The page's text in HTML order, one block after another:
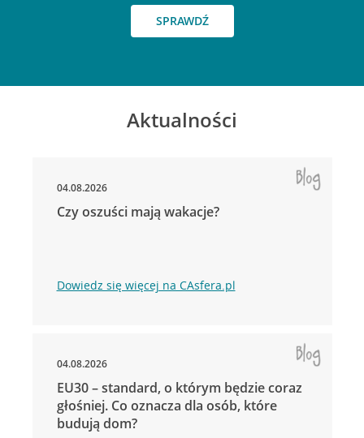
SPRAWDŹ
Aktualności
04.08.2026
Czy oszuści mają wakacje?
Dowiedz się więcej na CAsfera.pl
04.08.2026
EU30 – standard, o którym będzie coraz
głośniej. Co oznacza dla osób, które
budują dom?